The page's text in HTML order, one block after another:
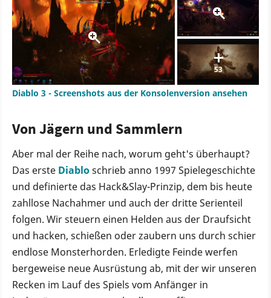
53
Diablo 3 - Screenshots aus der Konsolenversion ansehen
Von Jägern und Sammlern
Aber mal der Reihe nach, worum geht's überhaupt?
Das erste Diabloschrieb anno 1997 Spielegeschichte
und definierte das Hack&Slay-Prinzip, dem bis heute
zahllose Nachahmer und auch der dritte Serienteil
folgen. Wir steuern einen Helden aus der Draufsicht
und hacken, schießen oder zaubern uns durch schier
endlose Monsterhorden. Erledigte Feinde werfen
bergeweise neue Ausrüstung ab, mit der wir unseren
Recken im Lauf des Spiels vom Anfänger in